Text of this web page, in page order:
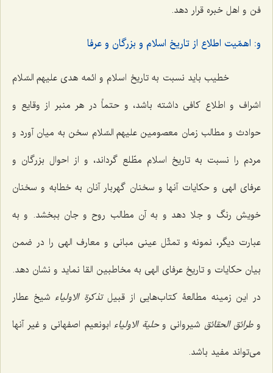
فن و اهل خبره قرار دهد.
و: اهمّیت اطلاع از تاریخ اسلام و بزرگان و عرفا
خطیب باید نسبت به تاریخ اسلام و ائمه هدی علیهم السّلام
اشراف و اطلاع کافی داشته باشد، و حتماً در هر منبر از وقایع و
حوادث و مطالب زمان معصومین علیهم السّلام سخن به میان آورد و
مردم را نسبت به تاریخ اسلام مطّلع گرداند، و از احوال بزرگان و
عرفای الهی و حکایات آنها و سخنان گهربار آنان به خطابه و سخنان
خویش رنگ و جلا دهد و به آن مطالب روح و جان ببخشد. و به
عبارت دیگر، نمونه و تمثّل عینی مبانی و معارف الهی را در ضمن
بیان حکایات و تاریخ عرفای الهی به مخاطبین القا نماید و نشان دهد.
در این زمینه مطالعۀ کتاب‌هایی از قبیلتذکرة الاولیاءشیخ عطار
وطرائق الحقائق شیروانی وحلیة الاولیاءابونعیم اصفهانی و غیر آنها
می‌تواند مفید باشد.